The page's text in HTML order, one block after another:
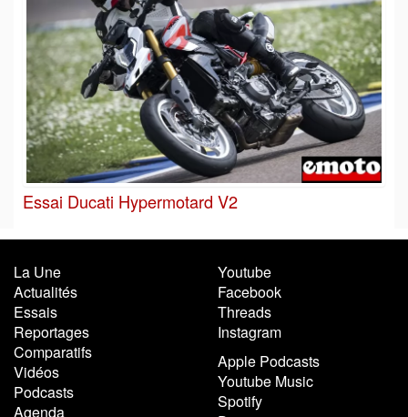
Essai Ducati Hypermotard V2
La Une
Actualités
Essais
Reportages
Comparatifs
Vidéos
Podcasts
Agenda
Youtube
Facebook
Threads
Instagram
Apple Podcasts
Youtube Music
Spotify